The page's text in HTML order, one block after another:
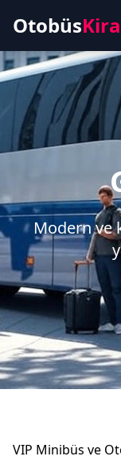
Otobüs
Modern ve
VIP Minibüs ve